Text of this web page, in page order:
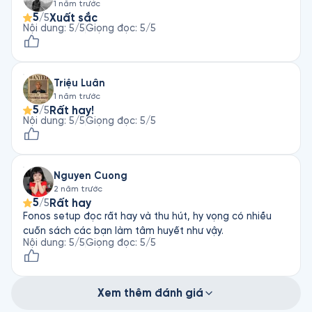
1 năm trước
5/5Xuất sắc
Nội dung: 5/5Giọng đọc: 5/5
Triệu Luân
1 năm trước
5/5 Rất hay!
Nội dung: 5/5Giọng đọc: 5/5
Nguyen Cuong
2 năm trước
5/5 Rất hay
Fonos setup đọc rất hay và thu hút, hy vọng có nhiều
cuốn sách các bạn làm tâm huyết như vậy.
Nội dung: 5/5Giọng đọc: 5/5
Xem thêm đánh giá